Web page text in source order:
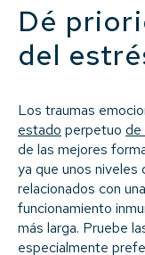
Dé
del
Los traumas
estado perpetuo de
de las mejores
ya que unos
relacionados con
funcionamiento
más larga. Pruebe
especialmente